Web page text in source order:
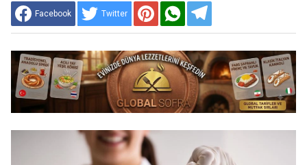
Facebook Twitter